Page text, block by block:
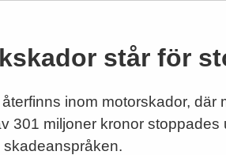
står för
inom motorskador, där
301 miljoner kronor stoppades